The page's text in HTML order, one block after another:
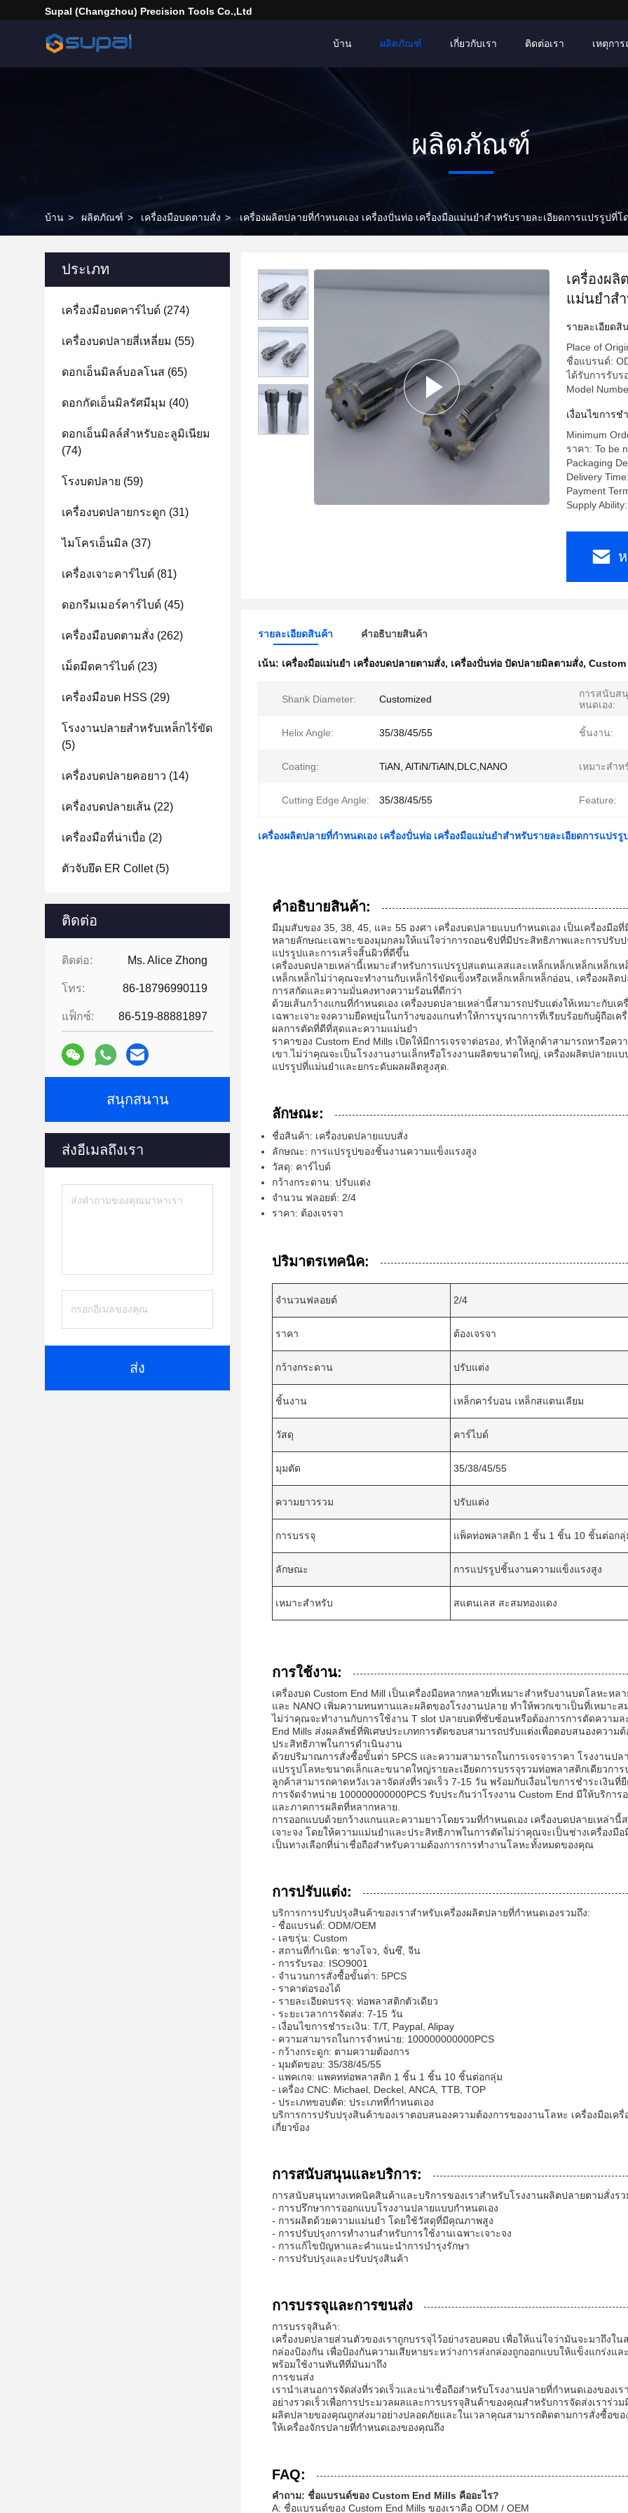
Supal (Changzhou) Precision Tools Co.,Ltd
บ้าน ผลิตภัณฑ์ เกี่ยวกับเรา ติดต่อเรา เหตุกา
ผลิตภัณฑ์
บ้าน > ผลิตภัณฑ์ > เครื่องมือบดตามสั่ง > เครื่องผลิตปลายที่กําหนดเอง เครื่องปั่นท่อ เครื่องมือแม่นยําสําหรับรายละเอียดการแปรรูปที่โ
ประเภท
เครื่องมือบดคาร์ไบด์ (274)
เครื่องบดปลายสี่เหลี่ยม (55)
ดอกเอ็นมิลล์บอลโนส (65)
ดอกกัดเอ็นมิลรัศมีมุม (40)
ดอกเอ็นมิลล์สำหรับอะลูมิเนียม
(74)
โรงบดปลาย (59)
เครื่องบดปลายกระดูก (31)
ไมโครเอ็นมิล (37)
เครื่องเจาะคาร์ไบด์ (81)
ดอกรีมเมอร์คาร์ไบด์ (45)
เครื่องมือบดตามสั่ง (262)
เม็ดมีดคาร์ไบด์ (23)
เครื่องมือบด HSS (29)
โรงงานปลายสําหรับเหล็กไร้ขัด
(5)
เครื่องบดปลายคอยาว (14)
เครื่องบดปลายเส้น (22)
เครื่องมือที่น่าเบื่อ (2)
ตัวจับยึด ER Collet(5)
ติดต่อ
ติดต่อ: Ms. Alice Zhong
โทร: 86-18796990119
แฟ็กซ์: 86-519-88881897
สนุกสนาน
ส่งอีเมลถึงเรา
ส่ง
เครื่องผลิ
แม่นยําสํ
รายละเอียดสิ
Place of
ชื่อแบรนด์:
ได้รับการรับร
Model
เงื่อนไขการช
Minimum
ราคา: To be
Packaging
Delivery
Payment
Supply
รายละเอียดสินค้า คําอธิบายสินค้า
เน้น: เครื่องมือแม่นยํา เครื่องบดปลายตามสั่ง, เครื่องปั่นท่อ ปัดปลายมิลตามสั่ง, Custom
Shank Diameter: Customized
การสนับส
หนดเอง:
Helix Angle: 35/38/45/55 ชิ้นงาน:
Coating: TiAN, AlTiN/TiAlN,DLC,NANO เหมาะสําห
Cutting Edge Angle: 35/38/45/55 Feature:
เครื่องผลิตปลายที่กําหนดเอง เครื่องปั่นท่อ เครื่องมือแม่นยําสําหรับรายละเอียดการแปรรู
คําอธิบายสินค้า:
มีมุมสับของ 35, 38, 45, และ 55 องศา เครื่องบดปลายแบบกําหนดเอง เป็นเครื่องมื
หลายลักษณะเฉพาะของมุมกลมให้แน่ใจว่าการถอนชิปที่มีประสิทธิภาพและการปรับ
แปรรูปและการเสร็จสิ้นผิวที่ดีขึ้น
เครื่องบดปลายเหล่านี้เหมาะสําหรับการแปรรูปสแตนเลสและเหล็กเหล็กเหล็กเหล็กเห
เหล็กเหล็กไม่ว่าคุณจะทํางานกับเหล็กไร้ขัดแข็งหรือเหล็กเหล็กเหล็กอ่อน, เครื่องผลิ
การสกัดและความมั่นคงทางความร้อนที่ดีกว่า
ด้วยเส้นกว้างแกนที่กําหนดเอง เครื่องบดปลายเหล่านี้สามารถปรับแต่งให้เหมาะกับเ
เฉพาะเจาะจงความยืดหยุ่นในกว้างของแกนทําให้การบูรณาการที่เรียบร้อยกับผู้ถือเ
ผลการตัดที่ดีที่สุดและความแม่นยํา
ราคาของ Custom End Mills เปิดให้มีการเจรจาต่อรอง, ทําให้ลูกค้าสามารถหารือ
เขา.ไม่ว่าคุณจะเป็นโรงงานงานเล็กหรือโรงงานผลิตขนาดใหญ่, เครื่องผลิตปลายแ
แปรรูปที่แม่นยําและยกระดับผลผลิตสูงสุด.
ลักษณะ:
ชื่อสินค้า: เครื่องบดปลายแบบสั่ง
ลักษณะ: การแปรรูปของชิ้นงานความแข็งแรงสูง
วัสดุ: คาร์ไบด์
กว้างกระดาน: ปรับแต่ง
จํานวน ฟลอยต์: 2/4
ราคา: ต้องเจรจา
ปริมาตรเทคนิค:
จํานวนฟลอยต์ 2/4
ราคา ต้องเจรจา
กว้างกระดาน ปรับแต่ง
ชิ้นงาน เหล็กคาร์บอน เหล็กสแตนเลียม
วัสดุ คาร์ไบด์
มุมตัด 35/38/45/55
ความยาวรวม ปรับแต่ง
การบรรจุ แพ็คท่อพลาสติก 1 ชิ้น 1 ชิ้น 10 ชิ้นต่อกลุ่
ลักษณะ การแปรรูปชิ้นงานความแข็งแรงสูง
เหมาะสําหรับ สแตนเลส สะสมทองแดง
การใช้งาน:
เครื่องบด Custom End Mill เป็นเครื่องมือหลากหลายที่เหมาะสําหรับงานบดโลหะห
และ NANO เพิ่มความทนทานและผลิตของโรงงานปลาย ทําให้พวกเขาเป็นที่เหมาะ
ไม่ว่าคุณจะทํางานกับการใช้งาน T slot ปลายบดที่ซับซ้อนหรือต้องการการตัดความล
End Mills ส่งผลลัพธ์ที่พิเศษประเภทการตัดขอบสามารถปรับแต่งเพื่อตอบสนองความ
ประสิทธิภาพในการดําเนินงาน
ด้วยปริมาณการสั่งซื้อขั้นต่ํา 5PCS และความสามารถในการเจรจาราคา โรงงานป
แปรรูปโลหะขนาดเล็กและขนาดใหญ่รายละเอียดการบรรจุรวมท่อพลาสติกเดียวกา
ลูกค้าสามารถคาดหวังเวลาจัดส่งที่รวดเร็ว 7-15 วัน พร้อมกับเงื่อนไขการชําระเงิน
การจัดจําหน่าย 100000000000PCS รับประกันว่าโรงงาน Custom End มีให้บริกา
และภาคการผลิตที่หลากหลาย.
การออกแบบด้วยกว้างแกนและความยาวโดยรวมที่กําหนดเอง เครื่องบดปลายเหล่า
เจาะจง โดยให้ความแม่นยําและประสิทธิภาพในการตัดไม่ว่าคุณจะเป็นช่างเครื่องมือ
เป็นทางเลือกที่น่าเชื่อถือสําหรับความต้องการการทํางานโลหะทั้งหมดของคุณ
การปรับแต่ง:
บริการการปรับปรุงสินค้าของเราสําหรับเครื่องผลิตปลายที่กําหนดเองรวมถึง:
- ชื่อแบรนด์: ODM/OEM
- เลขรุ่น: Custom
- สถานที่กําเนิด: ชางโจว, จั่นซึ, จีน
- การรับรอง: ISO9001
- จํานวนการสั่งซื้อขั้นต่ํา: 5PCS
- ราคาต่อรองได้
- รายละเอียดบรรจุ: ท่อพลาสติกตัวเดียว
- ระยะเวลาการจัดส่ง: 7-15 วัน
- เงื่อนไขการชําระเงิน: T/T, Paypal, Alipay
- ความสามารถในการจําหน่าย: 100000000000PCS
- กว้างกระดูก: ตามความต้องการ
- มุมตัดขอบ: 35/38/45/55
- แพคเกจ: แพคทท่อพลาสติก 1 ชิ้น 1 ชิ้น 10 ชิ้นต่อกลุ่ม
- เครื่อง CNC: Michael, Deckel, ANCA, TTB, TOP
- ประเภทขอบตัด: ประเภทที่กําหนดเอง
บริการการปรับปรุงสินค้าของเราตอบสนองความต้องการของงานโลหะ เครื่องมือเ
เกี่ยวข้อง
การสนับสนุนและบริการ:
การสนับสนุนทางเทคนิคสินค้าและบริการของเราสําหรับโรงงานผลิตปลายตามสั่งรว
- การปรึกษาการออกแบบโรงงานปลายแบบกําหนดเอง
- การผลิตด้วยความแม่นยํา โดยใช้วัสดุที่มีคุณภาพสูง
- การปรับปรุงการทํางานสําหรับการใช้งานเฉพาะเจาะจง
- การแก้ไขปัญหาและคําแนะนําการบํารุงรักษา
- การปรับปรุงและปรับปรุงสินค้า
การบรรจุและการขนส่ง
การบรรจุสินค้า:
เครื่องบดปลายส่วนตัวของเราถูกบรรจุไว้อย่างรอบคอบ เพื่อให้แน่ใจว่ามันจะมาถึง
กล่องป้องกัน เพื่อป้องกันความเสียหายระหว่างการส่งกล่องถูกออกแบบให้แข็งแกร่ง
พร้อมใช้งานทันทีที่มันมาถึง
การขนส่ง
เรานําเสนอการจัดส่งที่รวดเร็วและน่าเชื่อถือสําหรับโรงงานปลายที่กําหนดเองของ
อย่างรวดเร็วเพื่อการประมวลผลและการบรรจุสินค้าของคุณสําหรับการจัดส่งเราร่วม
ผลิตปลายของคุณถูกส่งมาอย่างปลอดภัยและในเวลาคุณสามารถติดตามการสั่งซื้อข
ให้เครื่องจักรปลายที่กําหนดเองของคุณถึง
FAQ:
คําถาม: ชื่อแบรนด์ของ Custom End Mills คืออะไร?
A: ชื่อแบรนด์ของ Custom End Mills ของเราคือ ODM / OEM